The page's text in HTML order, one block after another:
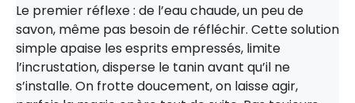
Le premier réflexe : de l’eau chaude, un peu de
savon, même pas besoin de réfléchir. Cette solution
simple apaise les esprits empressés, limite
l’incrustation, disperse le tanin avant qu’il ne
s’installe. On frotte doucement, on laisse agir,